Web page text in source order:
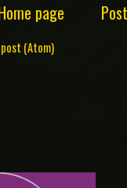
page
(Atom)